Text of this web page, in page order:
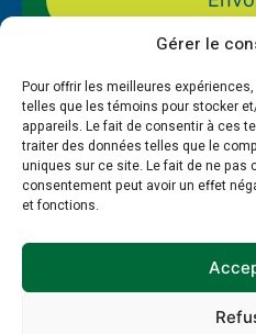
Gérer le
Pour offrir les meilleures
telles que les témoins pour stocker
appareils. Le fait de consentir à ces
traiter des données telles que le
uniques sur ce site. Le fait de ne pas
consentement peut avoir un effet
et fonctions.
À propos
Politique de témoins